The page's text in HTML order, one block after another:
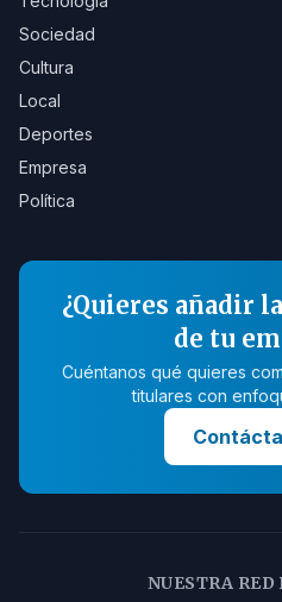
Sociedad
Cultura
Local
Deportes
Empresa
Política
¿Quieres añadir
de tu
Cuéntanos qué quieres
titulares con
NUESTRA RED